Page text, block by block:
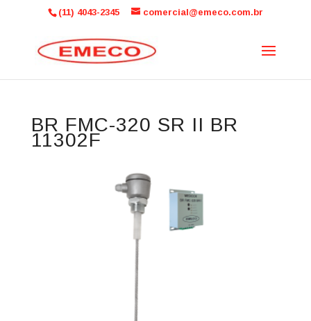
(11) 4043-2345 comercial@emeco.com.br
BR FMC-320 SR II BR
11302F